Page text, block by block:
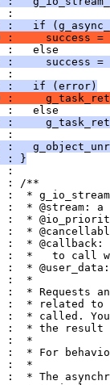
:
:   if
:     success =
:   else
:     success =
:
:   if (error)
:
:   else
:
:
:
: }
:
: /**
:  *
:  * @stream: a
:  *
:  *
:  *
:  *   to call
:  *
:  *
:  * Requests
:  * related
:  * called.
:  * the result
:  *
:  * For
:  *
:  * The